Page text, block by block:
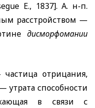
E., 1837]. А. н-п.
расстройством —
дисморфомании
отрицания,
утрата способности
в связи с